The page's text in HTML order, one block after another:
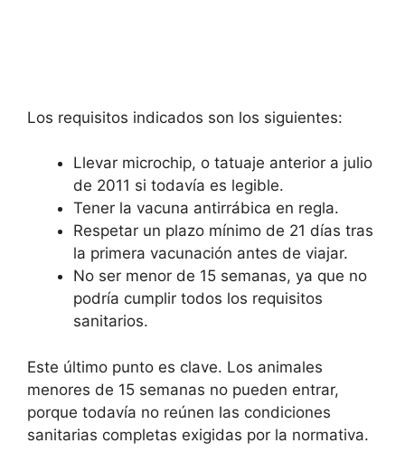
Los requisitos indicados son los siguientes:
Llevar microchip, o tatuaje anterior a julio
de 2011 si todavía es legible.
Tener la vacuna antirrábica en regla.
Respetar un plazo mínimo de 21 días tras
la primera vacunación antes de viajar.
No ser menor de 15 semanas, ya que no
podría cumplir todos los requisitos
sanitarios.
Este último punto es clave. Los animales
menores de 15 semanas no pueden entrar,
porque todavía no reúnen las condiciones
sanitarias completas exigidas por la normativa.